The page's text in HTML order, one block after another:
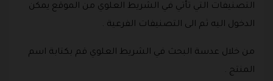
التصنيفات التي تأتي في الشريط العلوي من الموقع يمكن
الدخول اليه ثم الى التصنيفات الفرعية .
من خلال عدسة البحث في الشريط العلوي قم بكتابة اسم
المنتج .